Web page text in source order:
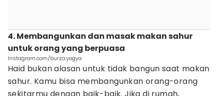
4. Membangunkan dan masak makan sahur
untuk orang yang berpuasa
Instagram.com/burza.yogya
Haid bukan alasan untuk tidak bangun saat makan
sahur. Kamu bisa membangunkan orang-orang